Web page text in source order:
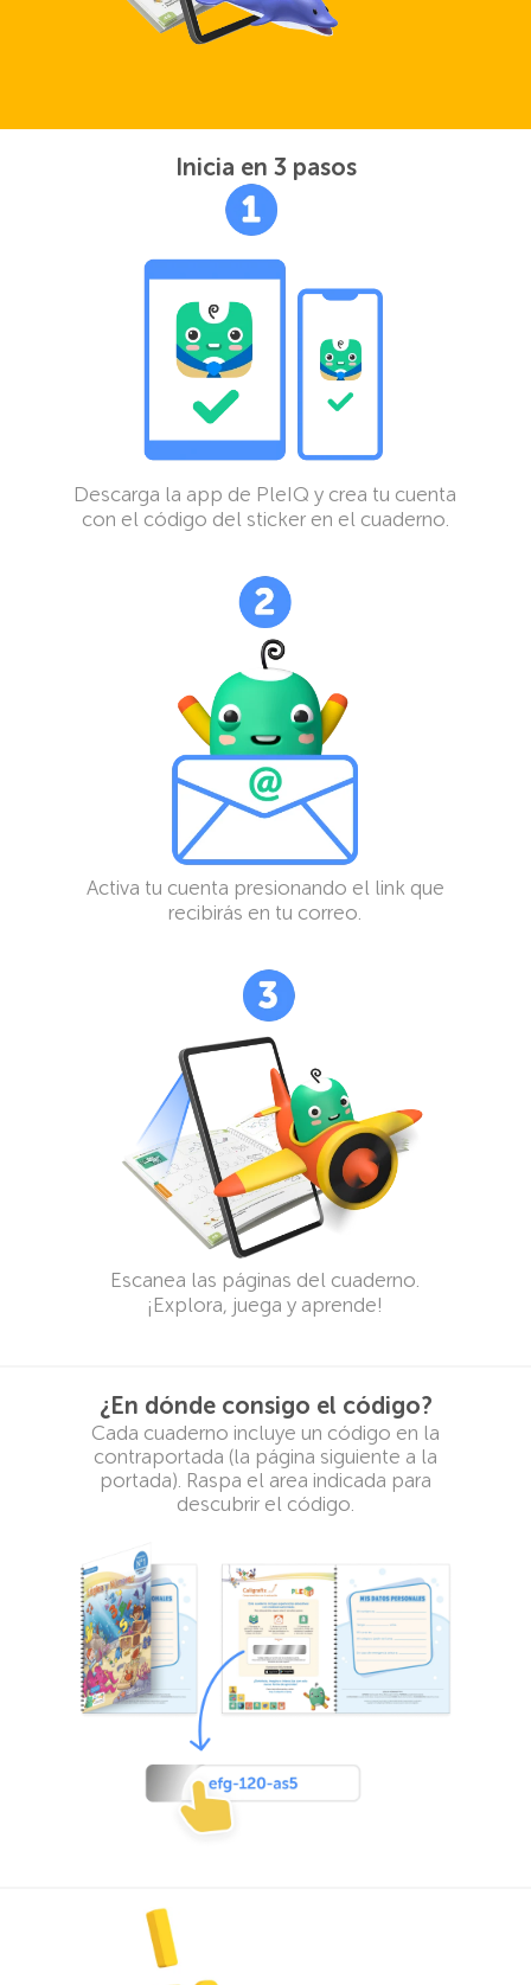
Inicia en 3 pasos
Descarga la app de PleIQ y crea tu cuenta
con el código del sticker en el cuaderno.
Activa tu cuenta presionando el link que
recibirás en tu correo.
Escanea las páginas del cuaderno.
¡Explora, juega y aprende!
¿En dónde consigo el código?
Cada cuaderno incluye un código en la
contraportada (la página siguiente a la
portada). Raspa el area indicada para
descubrir el código.